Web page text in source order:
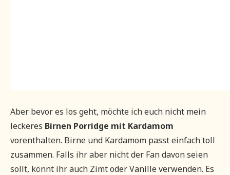
Aber bevor es los geht, möchte ich euch nicht mein
leckeres Birnen Porridge mit Kardamom
vorenthalten. Birne und Kardamom passt einfach toll
zusammen. Falls ihr aber nicht der Fan davon seien
sollt, könnt ihr auch Zimt oder Vanille verwenden. Es